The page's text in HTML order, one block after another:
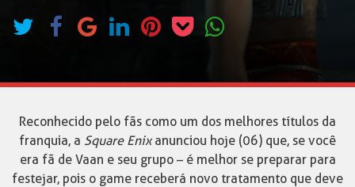
Reconhecido pelo fãs como um dos melhores títulos da
franquia, a Square Enixanunciou hoje (06) que, se você
era fã de Vaan e seu grupo – é melhor se preparar para
festejar, pois o game receberá novo tratamento que deve